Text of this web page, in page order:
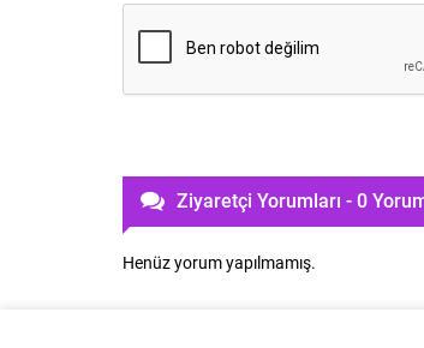
Ziyaretçi Yorumları - 0
Henüz yorum yapılmamış.